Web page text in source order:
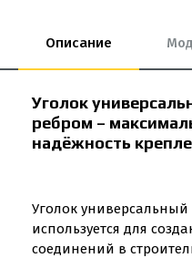
Описание
Уголок
ребром –
надёжность
Уголок
используется для
соединений в